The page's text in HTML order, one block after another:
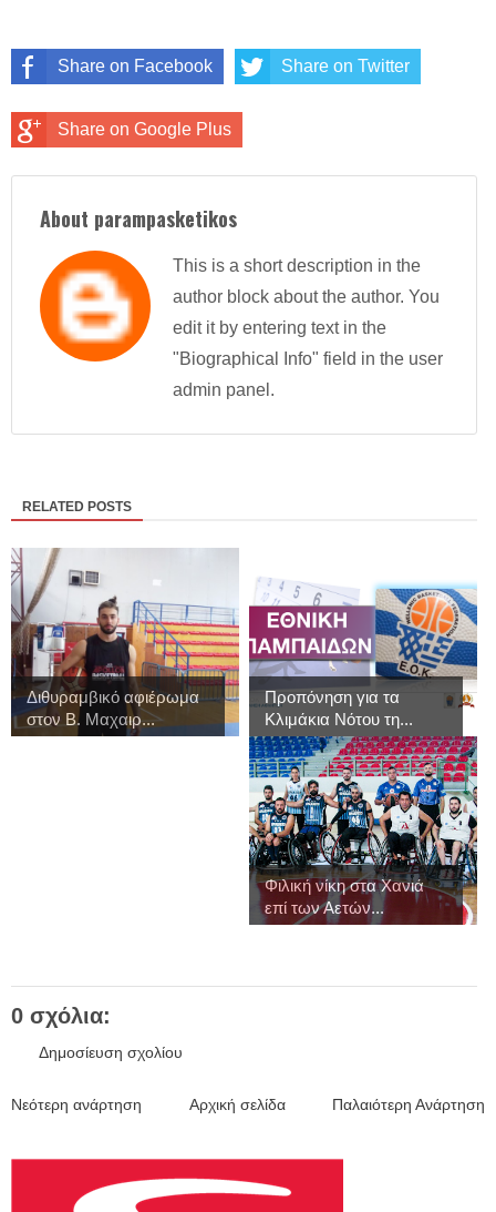
Share on Facebook Share on Twitter
Share on Google Plus
About parampasketikos
This is a short description in the
author block about the author. You
edit it by entering text in the
"Biographical Info" field in the user
admin panel.
RELATED POSTS
Διθυραμβικό αφιέρωμα
στον Β. Μαχαιρ...
Προπόνηση για τα
Κλιμάκια Νότου τη...
Φιλική νίκη στα Χανιά
επί των Αετών...
0 σχόλια:
Δημοσίευση σχολίου
Νεότερη ανάρτηση Παλαιότερη Ανάρτηση
Αρχική σελίδα